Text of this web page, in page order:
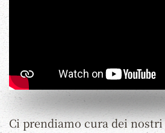
Ci prendiamo cura dei